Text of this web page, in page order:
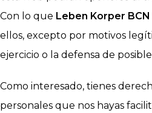
Con lo que Leben Korper BCN
ellos, excepto por motivos
ejercicio o la defensa de
Como interesado, tienes
personales que nos hayas